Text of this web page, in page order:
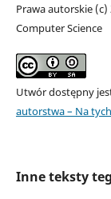
Prawa autorskie
Computer Science
Utwór dostępny
autorstwa – Na
Inne teksty